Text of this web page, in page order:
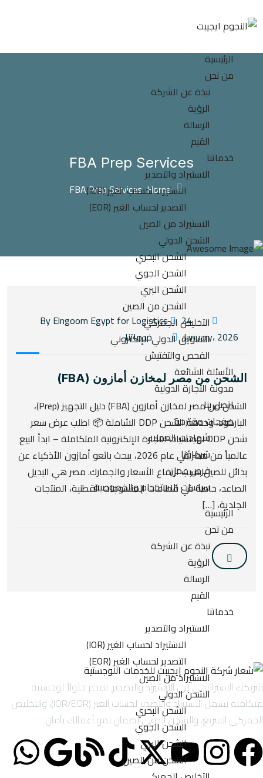
الرئيسية
من نحن
نبذة عن الشركة
الرؤية
الرسالة
القيم
خدماتنا
الاستيراد والتصدير
الاستيراد لحساب الغير (IOR)
التصدير لحساب الغير (EOR)
الاستيراد من الصين
الشحن الدولي
الشحن البحري
الشحن الجوي
الشحن البري
الشحن من الصين
التخليص الجمركي
التسويق الدولي الإلكتروني
الفحص والتفتيش
الأسئلة الشائعة
مدونة التجارة الدولية
اتصل بنا
صفحات مقترحة
شهادات العملاء
شركاؤنا
فرص عمل
سياسات الاستخدام والخصوصية
الرئيسية
من نحن
نبذة عن الشركة
الرؤية
الرسالة
القيم
خدماتنا
الاستيراد والتصدير
الاستيراد لحساب الغير (IOR)
التصدير لحساب الغير (EOR)
الاستيراد من الصين
الشحن الدولي
الشحن البحري
الشحن الجوي
الشحن البري
الشحن من الصين
FBA Prep Services
Home
FBA Prep Services
24
January، 2026
خدماتنا
الشحن من مصر لمخازن أمازون (FBA)
الشحن من مصر لمخازن أمازون (FBA) دليل التجهيز (Prep)،
الباركود، وخدمة الشحن DDP الشاملة 📦 اطلب عرض سعر
شحن DDP لوجستيات التجارة الإلكترونية المتكاملة – ابدأ البيع
عالمياً من مصر في عام 2026، يبحث بائعو أمازون الأذكياء عن
بدائل للصين بسبب ارتفاع الأسعار والجمارك. مصر هي البديل
الصاعد، خاصة في قطاعات المنسوجات القطنية، المنتجات
الجلدية، […]
شريكك الاستراتيجي في الاستيراد والتصدير. نقدم حلولاً لوجستية
متكاملة تشمل الاستيراد والتصدير لحساب الغير (IOR/EOR)، والتخليص
الجمركي السريع، والشحن الدولي لضمان نمو أعمالك بأمان.